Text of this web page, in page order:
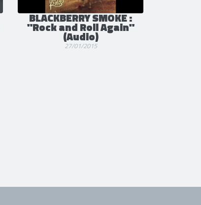
BLACKBERRY SMOKE :
"Rock and Roll Again"
(Audio)
27/01/2015